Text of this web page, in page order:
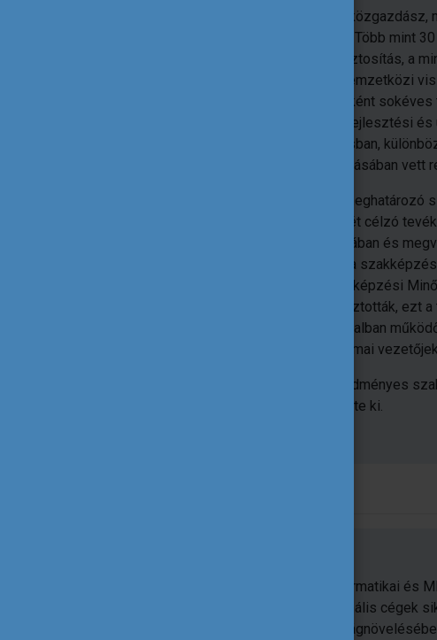
TQM
tanácsadó. Több mint
minőségbiztosítás, a
hazai és nemzetközi
tanácsadóként
gazdaságfejlesztési
tanácsadásban,
megvalósításában vett
2000 óta
fejlesztését célzó
támogatásában és
kiemelten a
szakértő képviselője az Európai Szakképzési
Igazgatóságának tagjává is megválasztották,
Szakképzési és Felnőttképzési Hivatalban
Referencia Pont szakértőjeként, szakmai
A minőségügy területén folytatott eredményes
Minőségért” egyéni vándordíjjal tüntette ki.
Tanári, informatikai és
multinacionális cégek